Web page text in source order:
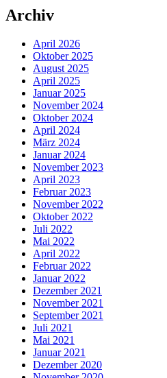
Archiv
April 2026
Oktober 2025
August 2025
April 2025
Januar 2025
November 2024
Oktober 2024
April 2024
März 2024
Januar 2024
November 2023
April 2023
Februar 2023
November 2022
Oktober 2022
Juli 2022
Mai 2022
April 2022
Februar 2022
Januar 2022
Dezember 2021
November 2021
September 2021
Juli 2021
Mai 2021
Januar 2021
Dezember 2020